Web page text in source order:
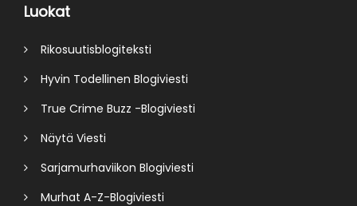
Luokat
Rikosuutisblogiteksti
Hyvin Todellinen Blogiviesti
True Crime Buzz -Blogiviesti
Näytä Viesti
Sarjamurhaviikon Blogiviesti
Murhat A-Z-Blogiviesti